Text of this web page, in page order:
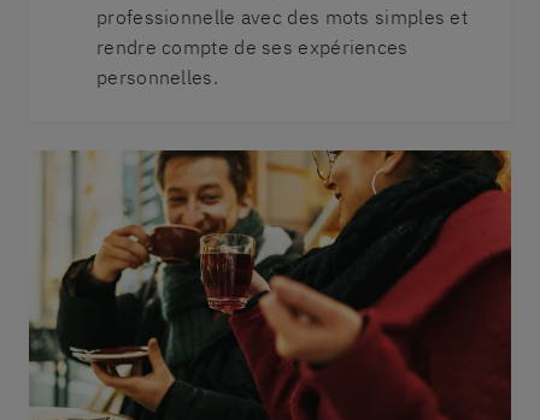
professionnelle avec des mots simples et
rendre compte de ses expériences
personnelles.